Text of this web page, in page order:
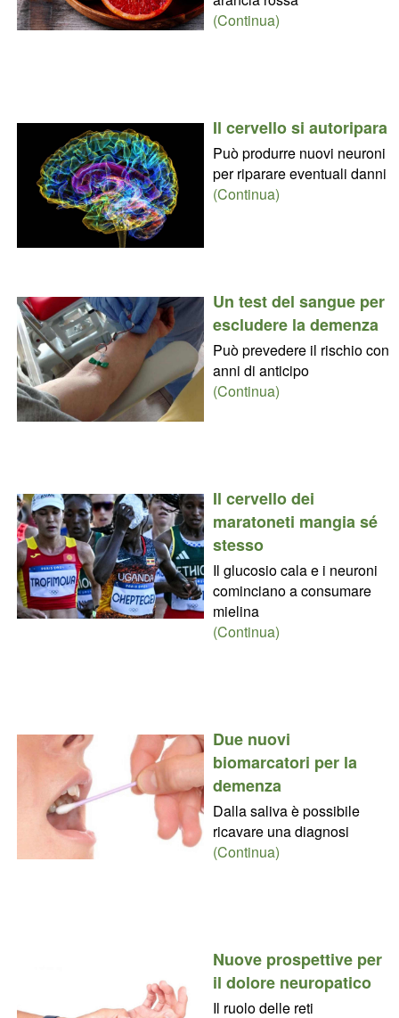
(Continua)
Il cervello si autoripara
Può produrre nuovi neuroni
per riparare eventuali danni
(Continua)
Un test del sangue per
escludere la demenza
Può prevedere il rischio con
anni di anticipo
(Continua)
Il cervello dei
maratoneti mangia sé
stesso
Il glucosio cala e i neuroni
cominciano a consumare
mielina
(Continua)
Due nuovi
biomarcatori per la
demenza
Dalla saliva è possibile
ricavare una diagnosi
(Continua)
Nuove prospettive per
il dolore neuropatico
Il ruolo delle reti